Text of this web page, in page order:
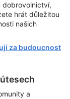
dobrovolnictví,
hrát důležitou
našich
za budoucnost
a